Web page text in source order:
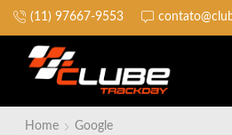
(11) 97667-9553Não perca a largada
Home Google